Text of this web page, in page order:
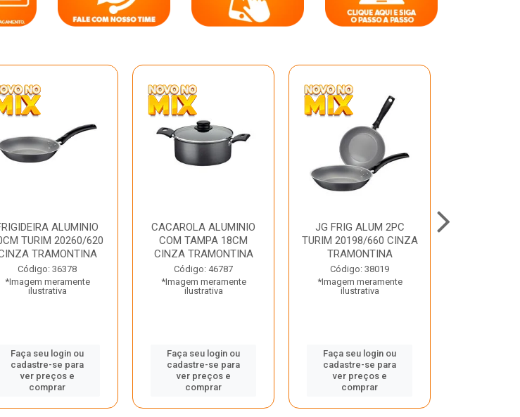
ALUMINIO
TURIM 20260/620
TRAMONTINA
Código: 36378
*Imagem meramente
ilustrativa
Faça seu login ou
cadastre-se para
ver preços e
comprar
CACAROLA ALUMINIO
COM TAMPA 18CM
CINZA TRAMONTINA
Código: 46787
*Imagem meramente
ilustrativa
Faça seu login ou
cadastre-se para
ver preços e
comprar
JG FRIG ALUM 2PC
TURIM 20198/660 CINZA
TRAMONTINA
Código: 38019
*Imagem meramente
ilustrativa
Faça seu login ou
cadastre-se para
ver preços e
comprar